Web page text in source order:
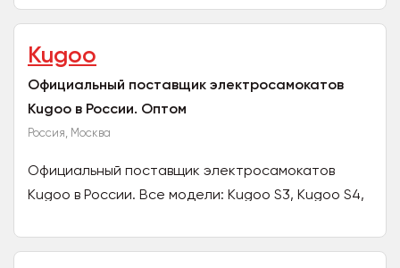
Официальный...
Kugoo
Официальный поставщик электросамокатов
Kugoo в России. Оптом
Россия, Москва
Официальный поставщик электросамокатов
Kugoo в России. Все модели: Kugoo S3, Kugoo S4,
Kugoo...